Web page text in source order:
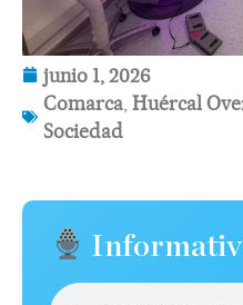
junio 1, 2026
Comarca Huércal
Sociedad